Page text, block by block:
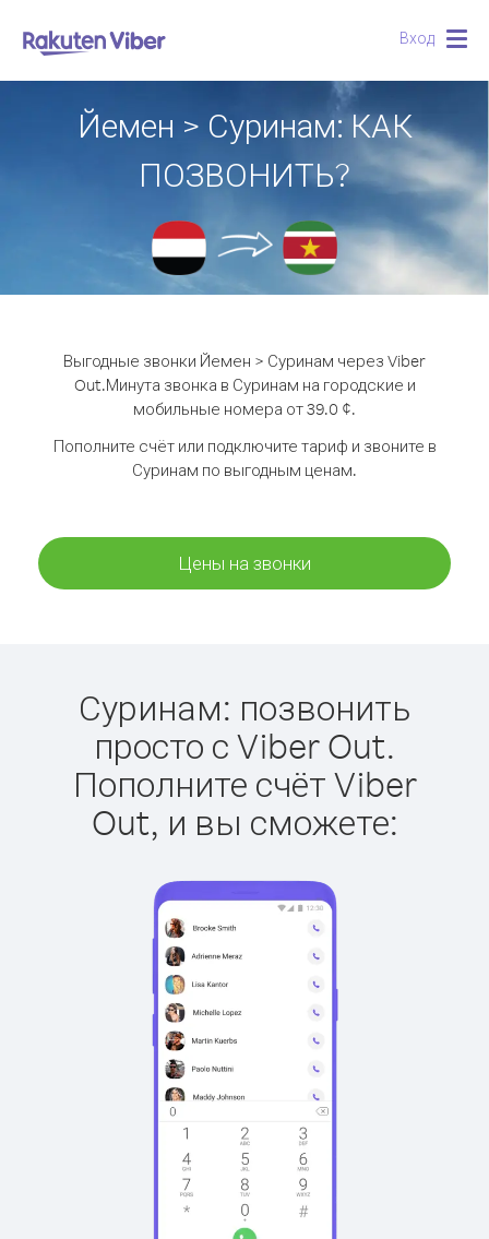
Вход
Йемен > Суринам: КАК
ПОЗВОНИТЬ?
Выгодные звонки Йемен > Суринам через Viber
Out.Минута звонка в Суринам на городские и
мобильные номера от 39.0 ¢.
Пополните счёт или подключите тариф и звоните в
Суринам по выгодным ценам.
Цены на звонки
Суринам: позвонить
просто с Viber Out.
Пополните счёт Viber
Out, и вы сможете: